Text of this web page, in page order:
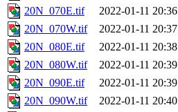
20N_070E.tif
2022-01-11 20:36
20N_070W.tif
2022-01-11 20:37
20N_080E.tif
2022-01-11 20:38
20N_080W.tif
2022-01-11 20:39
20N_090E.tif
2022-01-11 20:39
20N_090W.tif
2022-01-11 20:40